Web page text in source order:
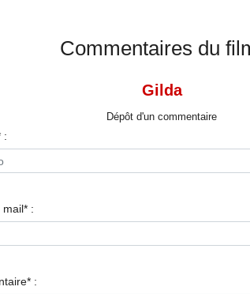
Commentaires du
Gilda
Dépôt d'un commentaire
:
:
: